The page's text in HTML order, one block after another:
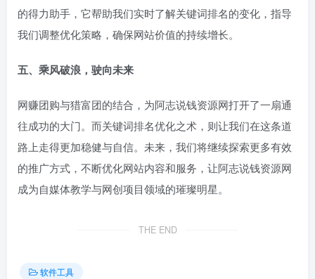
的得力助手，它帮助我们实时了解关键词排名的变化，指导
我们调整优化策略，确保网站价值的持续增长。
五、乘风破浪，驶向未来
网赚团购与猎富团的结合，为阿志说钱资源网打开了一扇通
往成功的大门。而关键词排名优化之术，则让我们在这条道
路上走得更加稳健与自信。未来，我们将继续探索更多有效
的推广方式，不断优化网站内容和服务，让阿志说钱资源网
成为自媒体教学与网创项目领域的璀璨明星。
THE END
软件工具